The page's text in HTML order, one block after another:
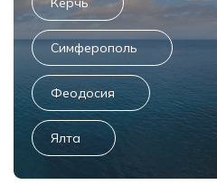
Симферополь
Феодосия
Ялта